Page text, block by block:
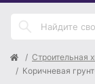
Строительная
Коричневая